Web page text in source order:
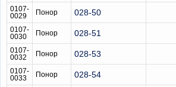
0107-
0029
Понор 028-50
0107-
0030
Понор 028-51
0107-
0032
Понор 028-53
0107-
0033
Понор 028-54